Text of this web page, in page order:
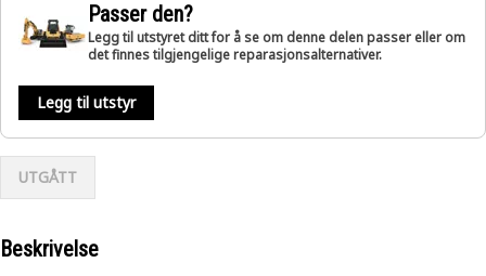
Passer den?
Legg til utstyret ditt for å se om denne delen passer eller om
det finnes tilgjengelige reparasjonsalternativer.
Legg til utstyr
UTGÅTT
Beskrivelse